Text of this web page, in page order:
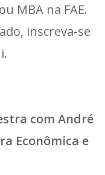
MBA na FAE.
inscreva-se
com André
Econômica e